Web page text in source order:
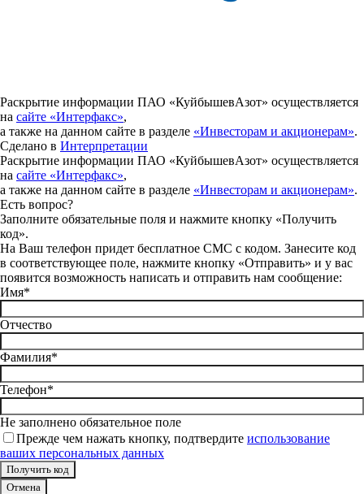
Раскрытие информации ПАО «КуйбышевАзот» осуществляется
на сайте «Интерфакс»,
а также на данном сайте в разделе «Инвесторам и акционерам».
Сделано в Интерпретации
Раскрытие информации ПАО «КуйбышевАзот» осуществляется
на сайте «Интерфакс»,
а также на данном сайте в разделе «Инвесторам и акционерам».
Есть вопрос?
Заполните обязательные поля и нажмите кнопку «Получить
код».
На Ваш телефон придет бесплатное СМС с кодом. Занесите код
в соответствующее поле, нажмите кнопку «Отправить» и у вас
появится возможность написать и отправить нам сообщение:
Имя*
Отчество
Фамилия*
Телефон*
Не заполнено обязательное поле
Прежде чем нажать кнопку, подтвердите использование
ваших персональных данных
Отмена